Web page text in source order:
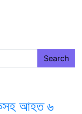
Search
আহত ৬